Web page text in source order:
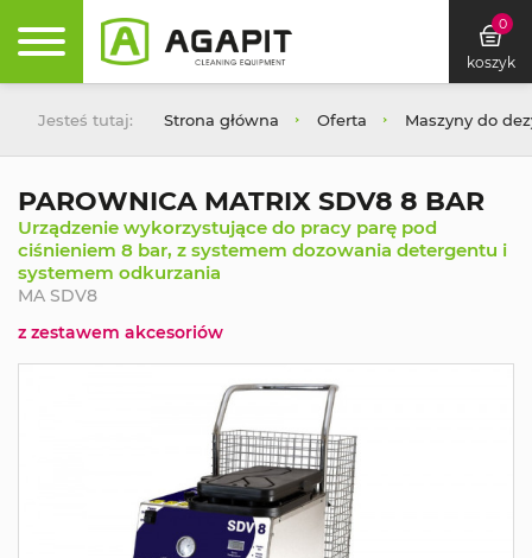
0
koszyk
Jesteś tutaj: Strona główna Oferta Maszyny do
PAROWNICA MATRIX SDV8 8 BAR
Urządzenie wykorzystujące do pracy parę pod
ciśnieniem 8 bar, z systemem dozowania detergentu i
systemem odkurzania
MA SDV8
z zestawem akcesoriów